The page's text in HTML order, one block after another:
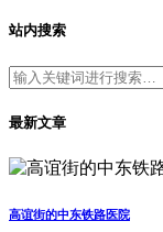
站内搜索
最新文章
高谊街的中东铁路医院